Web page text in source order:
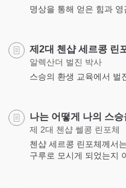
명상을 통해 얻은 힘과
제2대 첸샵 세르콩 린
알렉산더 벌진 박사
스승의 환생 교육에서 벌
나는 어떻게 나의 스
제 2대 첸샵 쎌콩 린포체
첸샵 세르콩 린포체께서
구루로 모시게 되었는지